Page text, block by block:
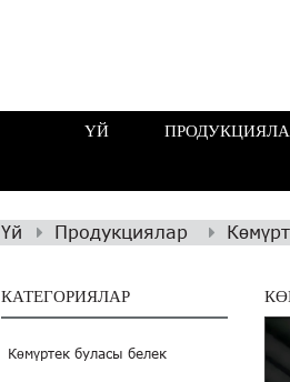
ҮЙ
Үй Продукциялар
КАТЕГОРИЯЛАР
Көмүртек буласы белек